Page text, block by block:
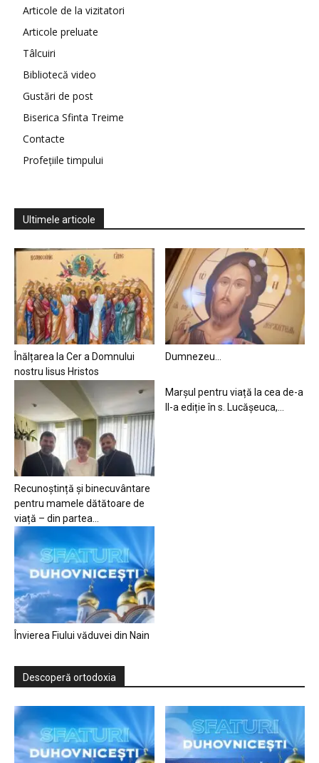
Articole de la vizitatori
Articole preluate
Tâlcuiri
Bibliotecă video
Gustări de post
Biserica Sfinta Treime
Contacte
Profețiile timpului
Ultimele articole
Înălțarea la Cer a Domnului
nostru Iisus Hristos
Dumnezeu…
Recunoștință și binecuvântare
pentru mamele dătătoare de
viață – din partea...
Marșul pentru viață la cea de-a
II-a ediție în s. Lucășeuca,...
Învierea Fiului văduvei din Nain
Descoperă ortodoxia